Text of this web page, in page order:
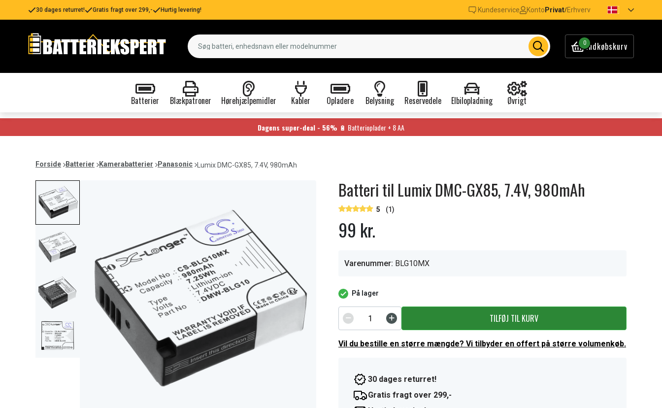
30 dages returret! Gratis fragt over 299,- Hurtig levering! Kundeservice Konto Privat/Erhverv
0Indkøbskurv
Batterier Blækpatroner Hørehjælpemidler Kabler Opladere Belysning Reservedele Elbilopladning Øvrigt
Dagens super-deal - 56% 🔋 Batterioplader + 8 AA
Forside Batterier Kamerabatterier Panasonic Lumix DMC-GX85, 7.4V, 980mAh
Batteri til Lumix DMC-GX85, 7.4V, 980mAh
5 (1)
99 kr.
Varenummer: BLG10MX
På lager
TILFØJ TIL KURV
Vil du bestille en større mængde? Vi tilbyder en offert på større volumenkøb.
30 dages returret!
Gratis fragt over 299,-